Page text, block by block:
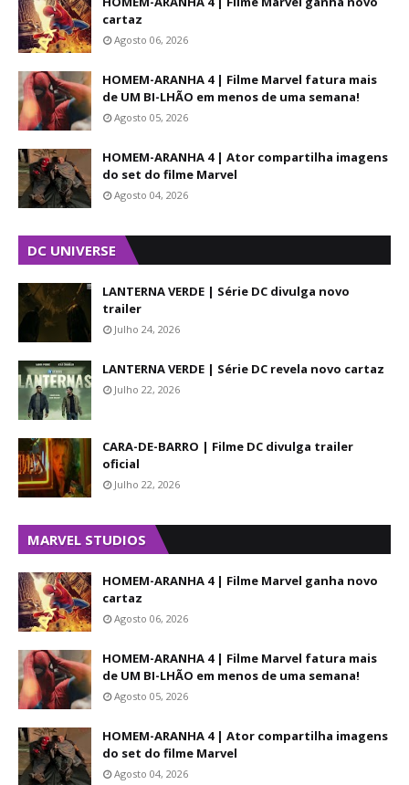
cartaz
Agosto 06, 2026
HOMEM-ARANHA 4 | Filme Marvel fatura mais
de UM BI-LHÃO em menos de uma semana!
Agosto 05, 2026
HOMEM-ARANHA 4 | Ator compartilha imagens
do set do filme Marvel
Agosto 04, 2026
DC UNIVERSE
LANTERNA VERDE | Série DC divulga novo
trailer
Julho 24, 2026
LANTERNA VERDE | Série DC revela novo cartaz
Julho 22, 2026
CARA-DE-BARRO | Filme DC divulga trailer
oficial
Julho 22, 2026
MARVEL STUDIOS
HOMEM-ARANHA 4 | Filme Marvel ganha novo
cartaz
Agosto 06, 2026
HOMEM-ARANHA 4 | Filme Marvel fatura mais
de UM BI-LHÃO em menos de uma semana!
Agosto 05, 2026
HOMEM-ARANHA 4 | Ator compartilha imagens
do set do filme Marvel
Agosto 04, 2026